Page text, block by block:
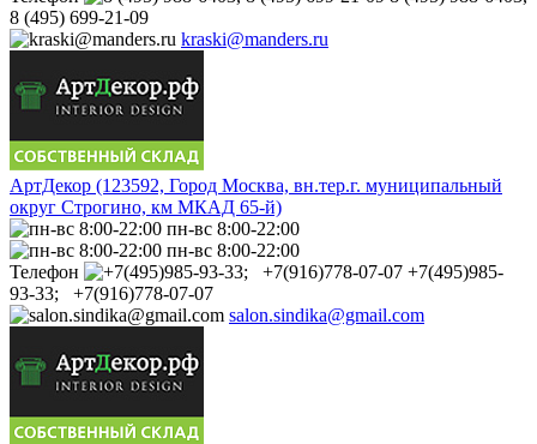
8 (495) 699-21-09
kraski@manders.ru
АртДекор (123592, Город Москва, вн.тер.г. муниципальный
округ Строгино, км МКАД 65-й)
пн-вс 8:00-22:00
пн-вс 8:00-22:00
Телефон
+7(495)985-
93-33; +7(916)778-07-07
salon.sindika@gmail.com